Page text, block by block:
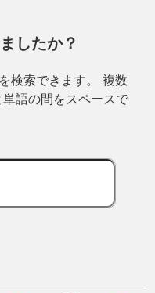
したか？
検索できます。 複数
語の間をスペースで